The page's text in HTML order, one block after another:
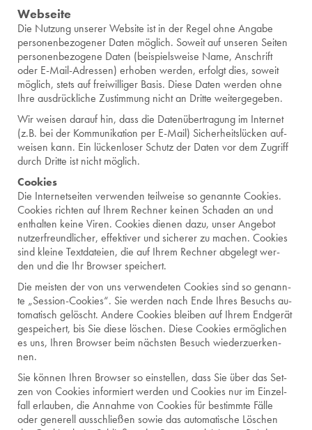
Webseite
Die Nutzung unserer Website ist in der Regel ohne Angabe
personenbezogener Daten möglich. Soweit auf unseren Seiten
personenbezogene Daten (beispielsweise Name, Anschrift
oder E-Mail-Adressen) erhoben werden, erfolgt dies, soweit
möglich, stets auf freiwilliger Basis. Diese Daten werden ohne
Ihre ausdrückliche Zustimmung nicht an Dritte weitergegeben.
Wir wei­sen dar­auf hin, dass die Da­ten­über­tra­gung im In­ter­net
(z.B. bei der Kom­mu­ni­ka­ti­on per E-Mail) Si­cher­heits­lü­cken auf­
wei­sen kann. Ein lü­cken­lo­ser Schutz der Daten vor dem Zu­griff
durch Drit­te ist nicht mög­lich.
Coo­kies
Die In­ter­net­sei­ten ver­wen­den teil­wei­se so ge­nann­te Coo­kies.
Coo­kies rich­ten auf Ihrem Rech­ner kei­nen Scha­den an und
ent­hal­ten keine Viren. Coo­kies die­nen dazu, unser An­ge­bot
nut­zer­freund­li­cher, ef­fek­ti­ver und si­che­rer zu ma­chen. Coo­kies
sind klei­ne Text­da­tei­en, die auf Ihrem Rech­ner ab­ge­legt wer­
den und die Ihr Brow­ser spei­chert.
Die meis­ten der von uns ver­wen­de­ten Coo­kies sind so ge­nann­
te „Ses­si­on-Coo­kies“. Sie wer­den nach Ende Ihres Be­suchs au­
to­ma­tisch ge­löscht. An­de­re Coo­kies blei­ben auf Ihrem End­ge­rät
ge­spei­chert, bis Sie diese lö­schen. Diese Coo­kies er­mög­li­chen
es uns, Ihren Brow­ser beim nächs­ten Be­such wie­der­zu­er­ken­
nen.
Sie kön­nen Ihren Brow­ser so ein­stel­len, dass Sie über das Set­
zen von Coo­kies in­for­miert wer­den und Coo­kies nur im Ein­zel­
fall er­lau­ben, die An­nah­me von Coo­kies für be­stimm­te Fälle
oder ge­ne­rell aus­schlie­ßen sowie das au­to­ma­ti­sche Lö­schen